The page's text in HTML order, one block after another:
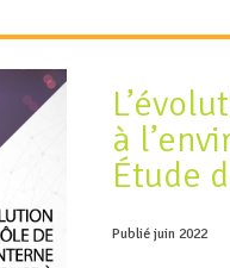
à
Étude
Publié juin 2022